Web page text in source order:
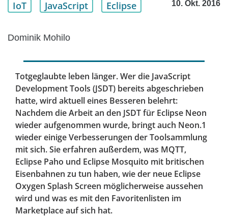
IoT JavaScript Eclipse 10. Okt. 2016
Dominik Mohilo
Totgeglaubte leben länger. Wer die JavaScript
Development Tools (JSDT) bereits abgeschrieben
hatte, wird aktuell eines Besseren belehrt:
Nachdem die Arbeit an den JSDT für Eclipse Neon
wieder aufgenommen wurde, bringt auch Neon.1
wieder einige Verbesserungen der Toolsammlung
mit sich. Sie erfahren außerdem, was MQTT,
Eclipse Paho und Eclipse Mosquito mit britischen
Eisenbahnen zu tun haben, wie der neue Eclipse
Oxygen Splash Screen möglicherweise aussehen
wird und was es mit den Favoritenlisten im
Marketplace auf sich hat.